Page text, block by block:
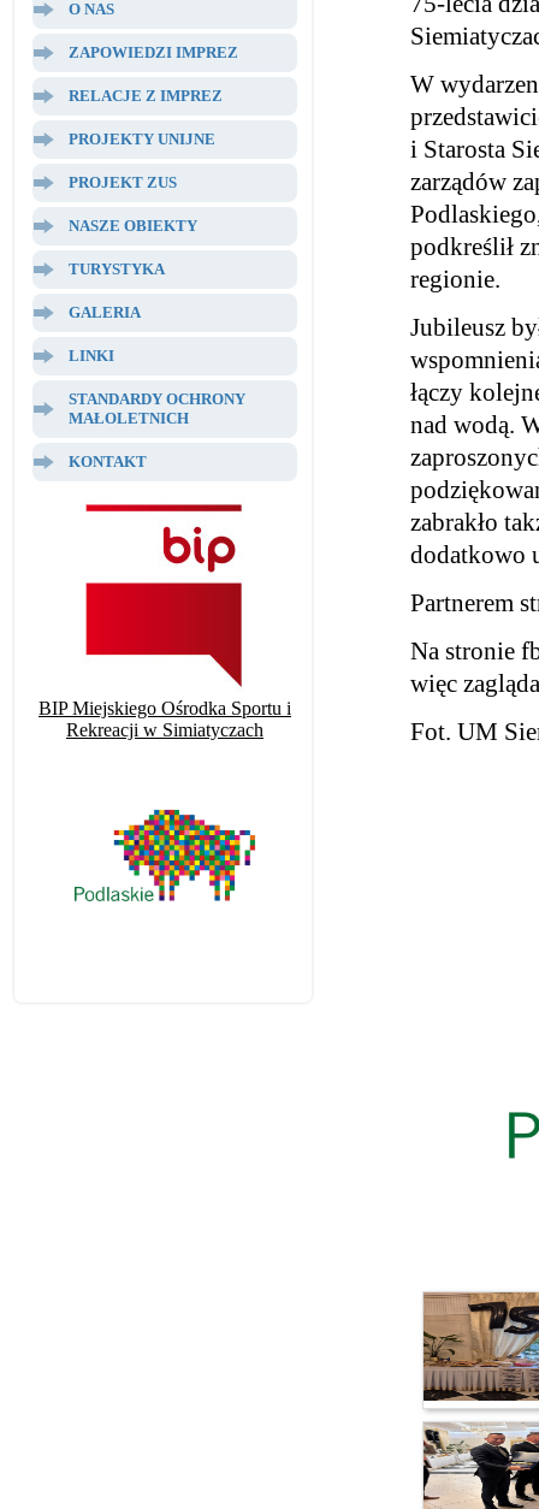
O NAS
ZAPOWIEDZI IMPREZ
RELACJE Z IMPREZ
PROJEKTY UNIJNE
PROJEKT ZUS
NASZE OBIEKTY
TURYSTYKA
GALERIA
LINKI
STANDARDY OCHRONY
MAŁOLETNICH
KONTAKT
BIP Miejskiego Ośrodka Sportu i
Rekreacji w Simiatyczach
W
i Starosta
zarządów
podkreślił
regionie.
Jubileusz
łączy
nad wodą.
zabrakło
dodatkowo
Partnerem
Na stronie
więc
Fot. UM